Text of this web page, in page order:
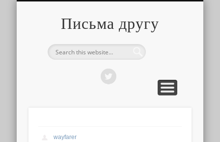
Письма другу
wayfarer